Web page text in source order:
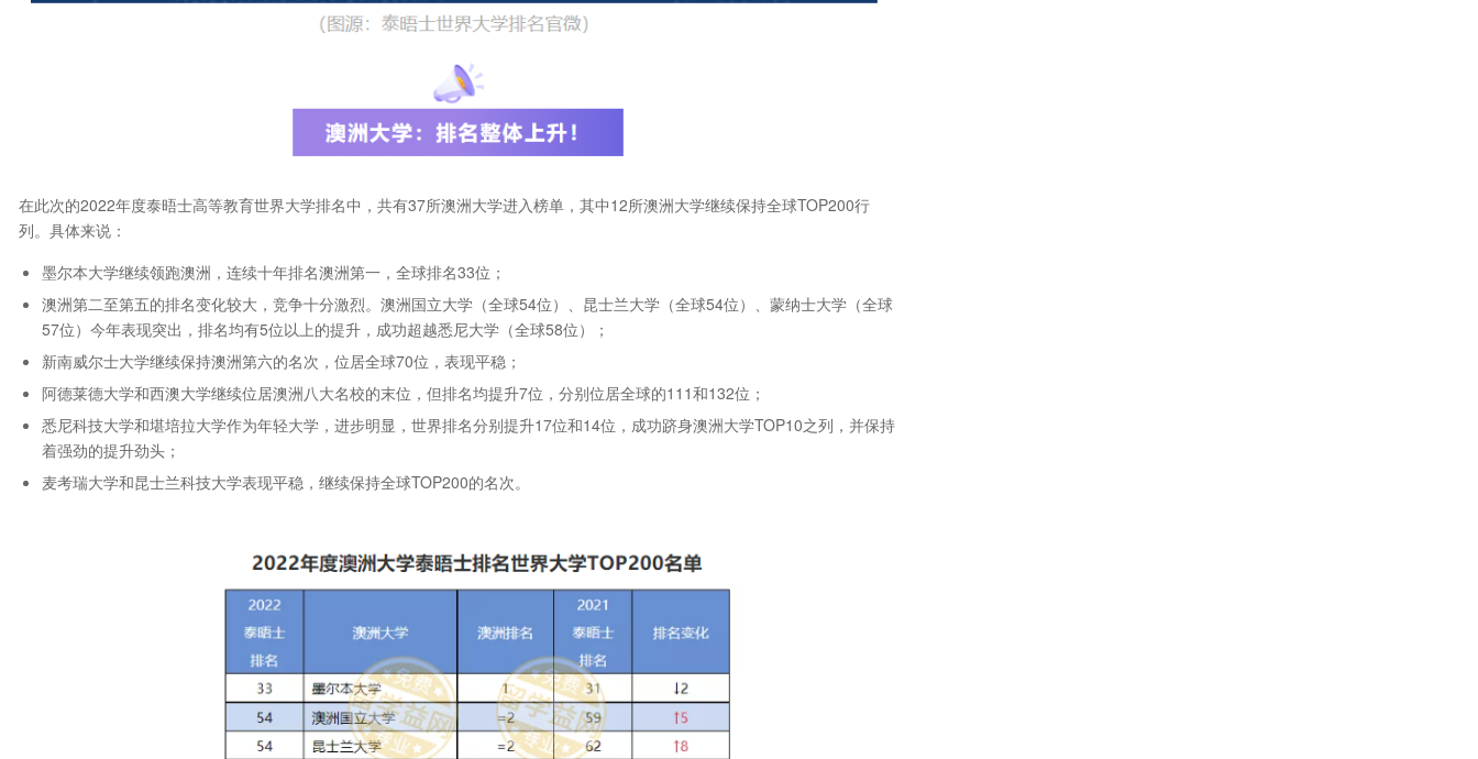
在此次的2022年度泰晤士高等教育世界大学排名中，共有37所澳洲大学进入榜单，其中12所澳洲大学继续保持全球TOP200行
列。具体来说：
墨尔本大学继续领跑澳洲，连续十年排名澳洲第一，全球排名33位；
澳洲第二至第五的排名变化较大，竞争十分激烈。澳洲国立大学（全球54位）、昆士兰大学（全球54位）、蒙纳士大学（全球
57位）今年表现突出，排名均有5位以上的提升，成功超越悉尼大学（全球58位）；
新南威尔士大学继续保持澳洲第六的名次，位居全球70位，表现平稳；
阿德莱德大学和西澳大学继续位居澳洲八大名校的末位，但排名均提升7位，分别位居全球的111和132位；
悉尼科技大学和堪培拉大学作为年轻大学，进步明显，世界排名分别提升17位和14位，成功跻身澳洲大学TOP10之列，并保持
着强劲的提升劲头；
麦考瑞大学和昆士兰科技大学表现平稳，继续保持全球TOP200的名次。